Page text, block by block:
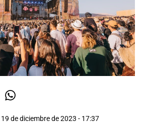
de diciembre de 2023 - 17:37